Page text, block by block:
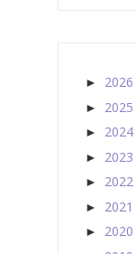
► 2026
► 2025
► 2024
► 2023
► 2022
► 2021
► 2020